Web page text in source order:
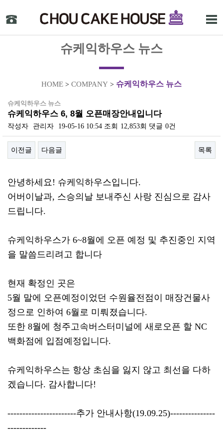
슈케익하우스 뉴스
HOME > COMPANY > 슈케익하우스 뉴스
슈케익하우스 뉴스
슈케익하우스 6, 8월 오픈매장안내입니다
작성자 관리자 19-05-16 10:54 조회 12,853회 댓글 0건
이전글 다음글 목록
안녕하세요! 슈케익하우스입니다.
어버이날과, 스승의날 보내주신 사랑 진심으로 감사
드립니다.
슈케익하우스가 6~8월에 오픈 예정 및 추진중인 지역
을 말씀드리려고 합니다
현재 확정인 곳은
5월 말에 오픈예정이었던 수원율전점이 매장건물사
정으로 인하여 6월로 미뤄졌습니다.
또한 8월에 청주고속버스터미널에 새로오픈 할 NC
백화점에 입점예정입니다.
슈케익하우스는 항상 초심을 잃지 않고 최선을 다하
겠습니다. 감사합니다!
-----------------------추가 안내사항(19.09.25)---------------
-------------